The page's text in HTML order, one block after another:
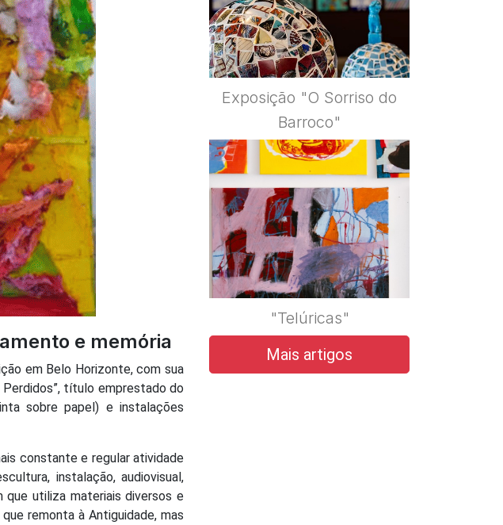
e memória
em Belo Horizonte, com sua
Perdidos”, título emprestado do
sobre papel) e instalações
constante e regular atividade
instalação, audiovisual,
que utiliza materiais diversos e
remonta à Antiguidade, mas
Exposição "O Sorriso do
Barroco"
"Telúricas"
Mais artigos